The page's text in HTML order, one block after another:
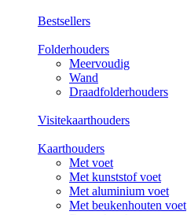
Bestsellers
Folderhouders
Meervoudig
Wand
Draadfolderhouders
Visitekaarthouders
Kaarthouders
Met voet
Met kunststof voet
Met aluminium voet
Met beukenhouten voet